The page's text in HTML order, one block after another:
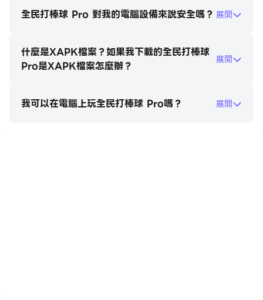
邀請好友即時連線來場真正的直球對決！
▶FA自由買賣、成為最強領隊！
透過實價登錄、追蹤與提醒等便利的功能，
全民打棒球 Pro 對我的電腦設備來說安全嗎？ 展開
什麼是XAPK檔案？如果我下載的全民打棒球
Pro是XAPK檔案怎麼辦？
展開
我可以在電腦上玩全民打棒球 Pro嗎？ 展開